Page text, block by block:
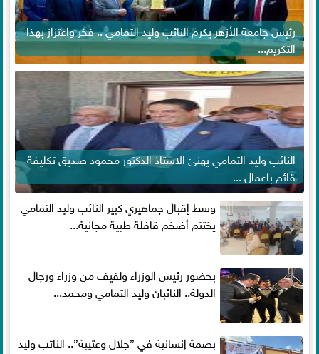
رئيس جامعة الأزهر يكرم النائب وليد التمامي .. فخر واعتزاز بهذا
التكريم...
النائب وليد التمامي يهنئ الاستاذ الدكتور محمود صديق تكليفة
قائم باعمال ...
وسط إقبال جماهيري كبير النائب وليد التمامي
يختتم أضخم قافلة طبية مجانية...
بحضور رئيس الوزراء ولفيف من وزراء ورجال
الدولة.. النائبان وليد التمامي ومحمد...
بصمة إنسانية في ”جلال وعتيبة”.. النائب وليد